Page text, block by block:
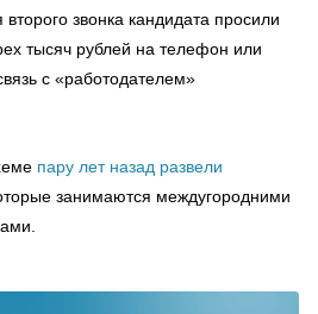
звонка кандидата просили
тысяч рублей на телефон или
с «работодателем»
пару лет назад развели
занимаются междугородними